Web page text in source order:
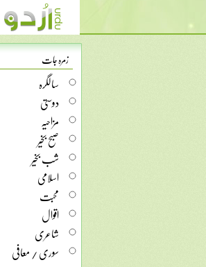
زمرہ جات
سالگرہ
دوستی
مزاحیہ
صبح بخیر
شب بخیر
اسلامی
محبت
اقوال
شاعری
سوری / معافی